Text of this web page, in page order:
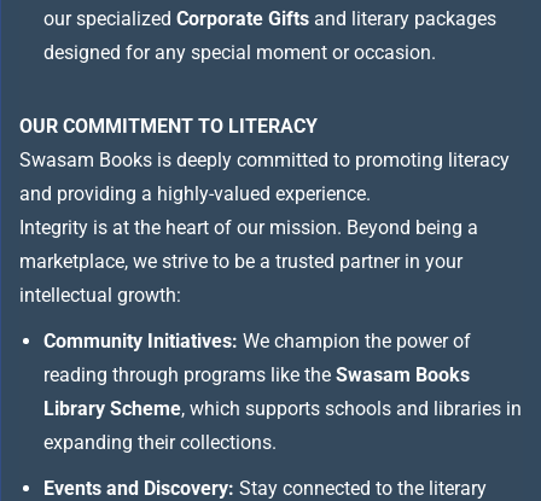
our specialized Corporate Gifts and literary packages
designed for any special moment or occasion.
OUR COMMITMENT TO LITERACY
Swasam Books is deeply committed to promoting literacy
and providing a highly-valued experience.
Integrity is at the heart of our mission. Beyond being a
marketplace, we strive to be a trusted partner in your
intellectual growth:
Community Initiatives: We champion the power of
reading through programs like the Swasam Books
Library Scheme, which supports schools and libraries in
expanding their collections.
Events and Discovery: Stay connected to the literary